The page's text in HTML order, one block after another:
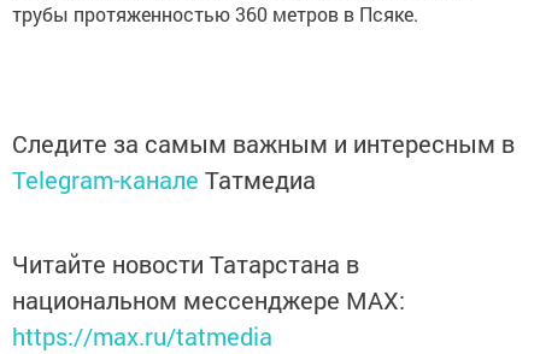
трубы протяженностью 360 метров в Псяке.
Следите за самым важным и интересным в
Telegram-канале Татмедиа
Читайте новости Татарстана в
национальном мессенджере MАХ:
https://max.ru/tatmedia